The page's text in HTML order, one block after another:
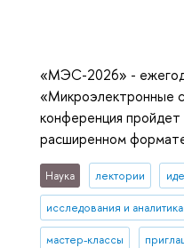
«МЭС-2026» -
«Микроэлектронные
конференция
расширенном
Наука лектории
исследования и аналитика
мастер-классы